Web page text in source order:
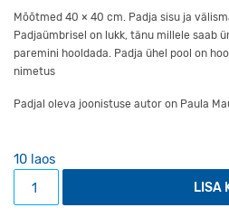
Mõõtmed 40 × 40 cm. Padja sisu ja
Padjaümbrisel on lukk, tänu millele saab
paremini hooldada. Padja ühel pool on
nimetus
Padjal oleva joonistuse autor on Paula
10 laos
Tõravere observatooriumi
LISA